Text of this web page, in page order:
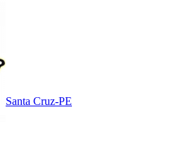
Santa Cruz-PE